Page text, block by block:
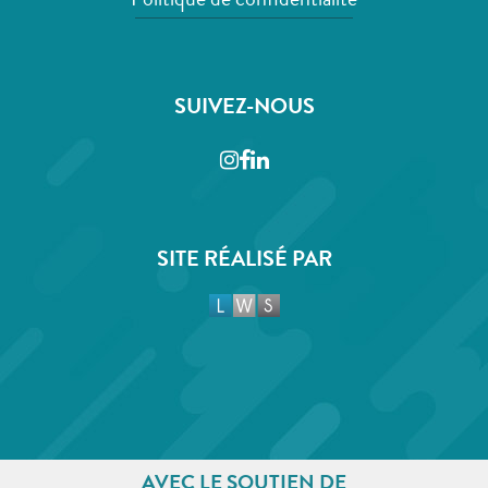
SUIVEZ-NOUS
Instagram
Facebook
LinkedIn
SITE RÉALISÉ PAR